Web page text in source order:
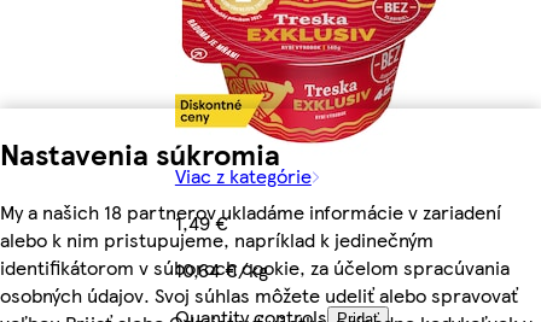
Nastavenia súkromia
My a našich 18 partnerov ukladáme informácie v zariadení
alebo k nim pristupujeme, napríklad k jedinečným
identifikátorom v súboroch cookie, za účelom spracúvania
osobných údajov. Svoj súhlas môžete udeliť alebo spravovať
Viac z kategórie
1,49 €
10,64 €/kg